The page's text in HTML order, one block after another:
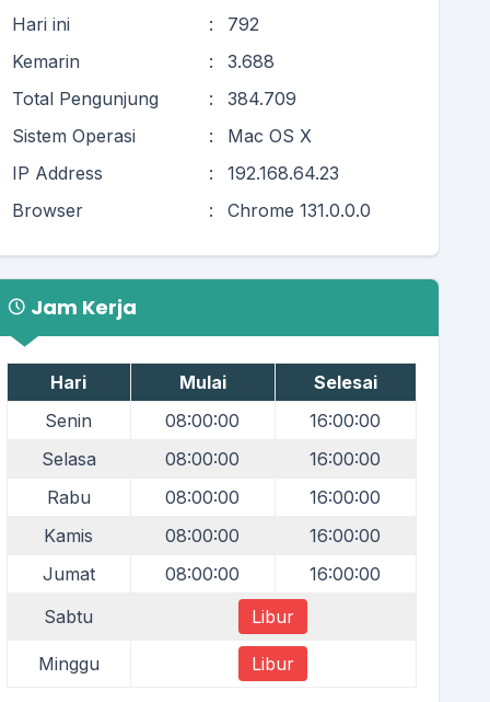
Hari ini :
792
Kemarin
:
3.688
Total Pengunjung
:
384.709
Sistem Operasi
:
Mac OS X
IP Address
:
192.168.64.23
Browser
: Chrome 131.0.0.0
Jam Kerja
Hari Mulai
Selesai
Senin
08:00:00
16:00:00
Selasa
08:00:00
16:00:00
Rabu
08:00:00
16:00:00
Kamis
08:00:00
16:00:00
Jumat
08:00:00
16:00:00
Sabtu
Libur
Minggu Libur